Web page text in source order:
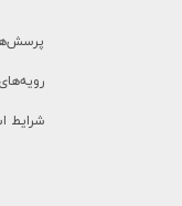
رویه‌های
شرایط